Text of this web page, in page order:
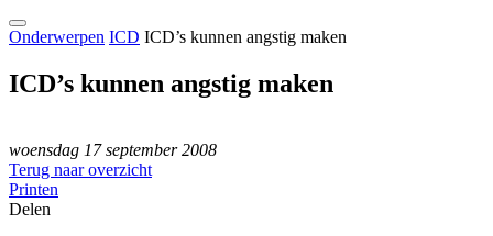
Onderwerpen ICD ICD’s kunnen angstig maken
ICD’s kunnen angstig maken
woensdag 17 september 2008
Terug naar overzicht
Printen
Delen